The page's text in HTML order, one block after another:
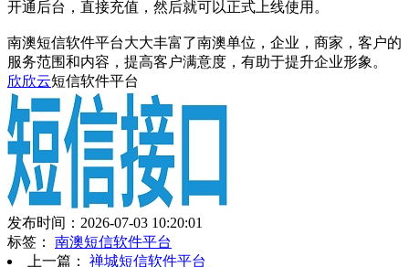
开通后台，直接充值，然后就可以正式上线使用。
南澳短信软件平台大大丰富了南澳单位，企业，商家，客户的
服务范围和内容，提高客户满意度，有助于提升企业形象。
欣欣云短信软件平台
发布时间：2026-07-03 10:20:01
标签： 南澳短信软件平台
上一篇： 禅城短信软件平台